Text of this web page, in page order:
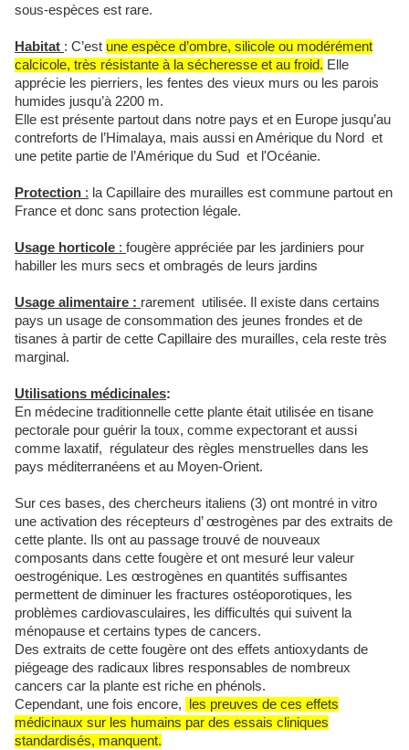
sous-espèces est rare.
Habitat : C’est une espèce d’ombre, silicole ou modérément
calcicole, très résistante à la sécheresse et au froid. Elle
apprécie les pierriers, les fentes des vieux murs ou les parois
humides jusqu’à 2200 m.
Elle est présente partout dans notre pays et en Europe jusqu’au
contreforts de l’Himalaya, mais aussi en Amérique du Nord et
une petite partie de l’Amérique du Sud et l'Océanie.
Protection : la Capillaire des murailles est commune partout en
France et donc sans protection légale.
Usage horticole : fougère appréciée par les jardiniers pour
habiller les murs secs et ombragés de leurs jardins
Usage alimentaire : rarement utilisée. Il existe dans certains
pays un usage de consommation des jeunes frondes et de
tisanes à partir de cette Capillaire des murailles, cela reste très
marginal.
Utilisations médicinales:
En médecine traditionnelle cette plante était utilisée en tisane
pectorale pour guérir la toux, comme expectorant et aussi
comme laxatif, régulateur des règles menstruelles dans les
pays méditerranéens et au Moyen-Orient.
Sur ces bases, des chercheurs italiens (3) ont montré in vitro
une activation des récepteurs d’ œstrogènes par des extraits de
cette plante. Ils ont au passage trouvé de nouveaux
composants dans cette fougère et ont mesuré leur valeur
oestrogénique. Les œstrogènes en quantités suffisantes
permettent de diminuer les fractures ostéoporotiques, les
problèmes cardiovasculaires, les difficultés qui suivent la
ménopause et certains types de cancers.
Des extraits de cette fougère ont des effets antioxydants de
piégeage des radicaux libres responsables de nombreux
cancers car la plante est riche en phénols.
Cependant, une fois encore,
les preuves de ces effets
médicinaux sur les humains par des essais cliniques
standardisés, manquent.